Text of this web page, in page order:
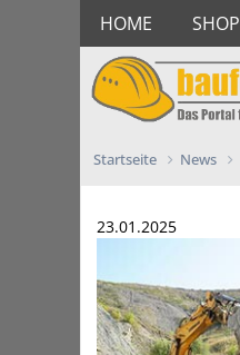
HOME SHOP
Startseite News
23.01.2025